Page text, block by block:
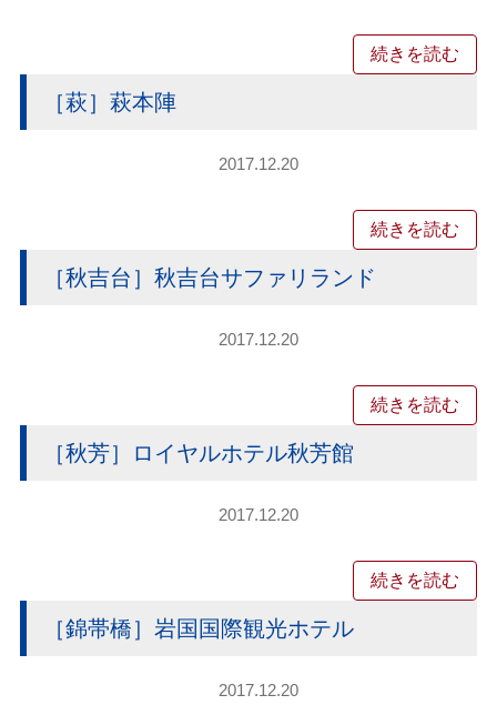
続きを読む
［萩］萩本陣
2017.12.20
続きを読む
［秋吉台］秋吉台サファリランド
2017.12.20
続きを読む
［秋芳］ロイヤルホテル秋芳館
2017.12.20
続きを読む
［錦帯橋］岩国国際観光ホテル
2017.12.20